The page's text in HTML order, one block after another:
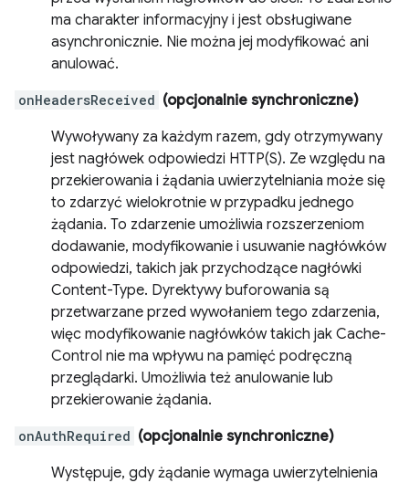
ma charakter informacyjny i jest obsługiwane
asynchronicznie. Nie można jej modyfikować ani
anulować.
onHeadersReceived (opcjonalnie synchroniczne)
Wywoływany za każdym razem, gdy otrzymywany
jest nagłówek odpowiedzi HTTP(S). Ze względu na
przekierowania i żądania uwierzytelniania może się
to zdarzyć wielokrotnie w przypadku jednego
żądania. To zdarzenie umożliwia rozszerzeniom
dodawanie, modyfikowanie i usuwanie nagłówków
odpowiedzi, takich jak przychodzące nagłówki
Content-Type. Dyrektywy buforowania są
przetwarzane przed wywołaniem tego zdarzenia,
więc modyfikowanie nagłówków takich jak Cache-
Control nie ma wpływu na pamięć podręczną
przeglądarki. Umożliwia też anulowanie lub
przekierowanie żądania.
onAuthRequired (opcjonalnie synchroniczne)
Występuje, gdy żądanie wymaga uwierzytelnienia